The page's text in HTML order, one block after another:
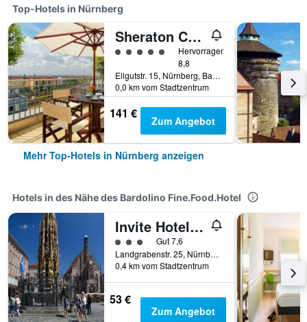
Top-Hotels in Nürnberg
Sheraton Carlton Hotel Nürnberg
Bewertungskategorie 5
Hervorragend
8,8
Eilgutstr. 15, Nürnberg, Bayern, Deutschland
0,0 km vom Stadtzentrum
141 € Zum Angebot
Mehr Top-Hotels in Nürnberg anzeigen
Hotels in des Nähe des Bardolino Fine.Food.Hotel
Invite Hotel Nürnberg City
Bewertungskategorie 3
Gut 7,6
Landgrabenstr. 25, Nürnberg, Bayern, Deutschland
0,4 km vom Stadtzentrum
53 €
Zum Angebot